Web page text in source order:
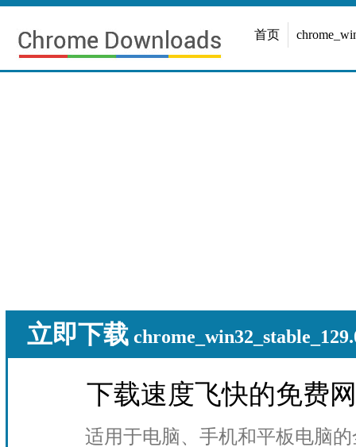
首页
立即下载
下载速度飞快的免费
适用于电脑、手机和平板电脑